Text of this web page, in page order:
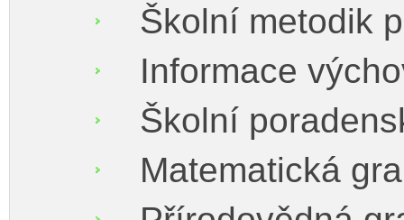
Školní metodik
Informace
Školní
Matematická